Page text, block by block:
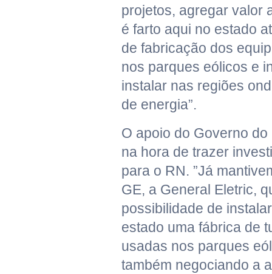
projetos, agregar valor
é farto aqui no estado
de fabricação dos
nos parques eólicos e
instalar nas regiões
de energia”.
O apoio do Governo
na hora de trazer
para o RN. ”Já
GE, a General Eletric,
possibilidade de
estado uma fábrica de
usadas nos parques
também negociando a